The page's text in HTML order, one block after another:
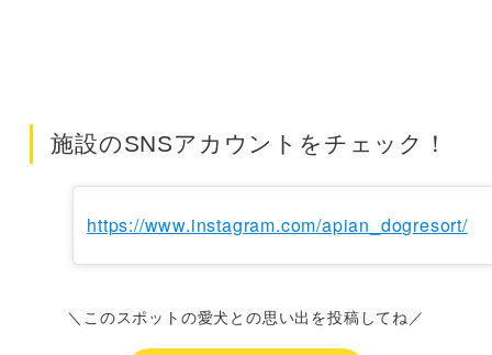
施設のSNSアカウントをチェック！
https://www.instagram.com/apian_dogresort/
＼このスポットの愛犬との思い出を投稿してね／